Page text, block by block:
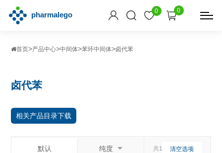
0 0
首页>产品中心>中间体>苯环中间体>卤代苯
卤代苯
相关产品目录下载
默认 纯度 共159个相关产品
清空选项